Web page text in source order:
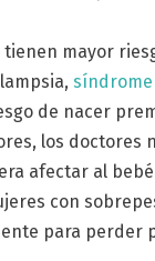
tienen mayor
de nacer
los doctores
afectar al
con
para perder